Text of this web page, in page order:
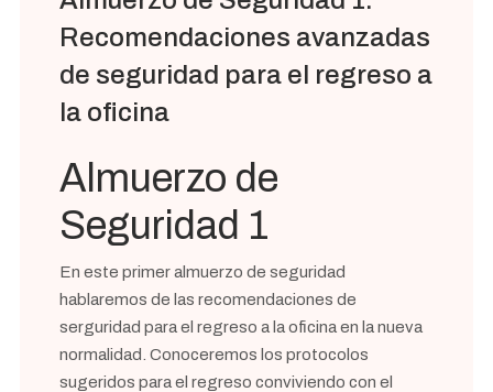
Recomendaciones avanzadas
de seguridad para el regreso a
la oficina
Almuerzo de
Seguridad 1
En este primer almuerzo de seguridad
hablaremos de las recomendaciones de
serguridad para el regreso a la oficina en la nueva
normalidad. Conoceremos los protocolos
sugeridos para el regreso conviviendo con el